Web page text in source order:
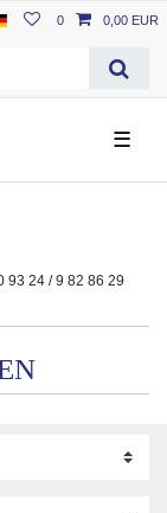
0 0,00 EUR
☰
93 24 / 9 82 86 29